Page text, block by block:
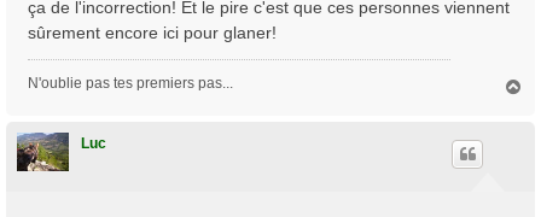
ça de l'incorrection! Et le pire c'est que ces personnes viennent
sûrement encore ici pour glaner!
N'oublie pas tes premiers pas...
Luc